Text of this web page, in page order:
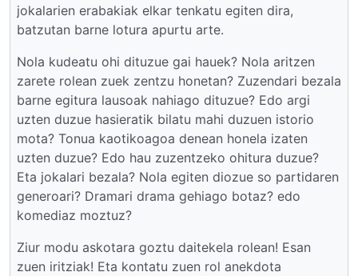
jokalarien erabakiak elkar tenkatu egiten dira,
batzutan barne lotura apurtu arte.
Nola kudeatu ohi dituzue gai hauek? Nola aritzen
zarete rolean zuek zentzu honetan? Zuzendari bezala
barne egitura lausoak nahiago dituzue? Edo argi
uzten duzue hasieratik bilatu mahi duzuen istorio
mota? Tonua kaotikoagoa denean honela izaten
uzten duzue? Edo hau zuzentzeko ohitura duzue?
Eta jokalari bezala? Nola egiten diozue so partidaren
generoari? Dramari drama gehiago botaz? edo
komediaz moztuz?
Ziur modu askotara goztu daitekela rolean! Esan
zuen iritziak! Eta kontatu zuen rol anekdota